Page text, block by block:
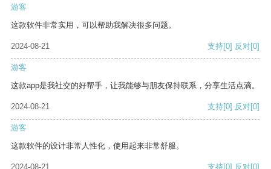
游客
这款软件非常实用，可以帮助我解决很多问题。
2024-08-21 支持[0] 反对[0]
游客
这款app是我社交的好帮手，让我能够与朋友保持联系，分享生活点滴。
2024-08-21 支持[0] 反对[0]
游客
这款软件的设计非常人性化，使用起来非常舒服。
2024-08-21 支持[0] 反对[0]